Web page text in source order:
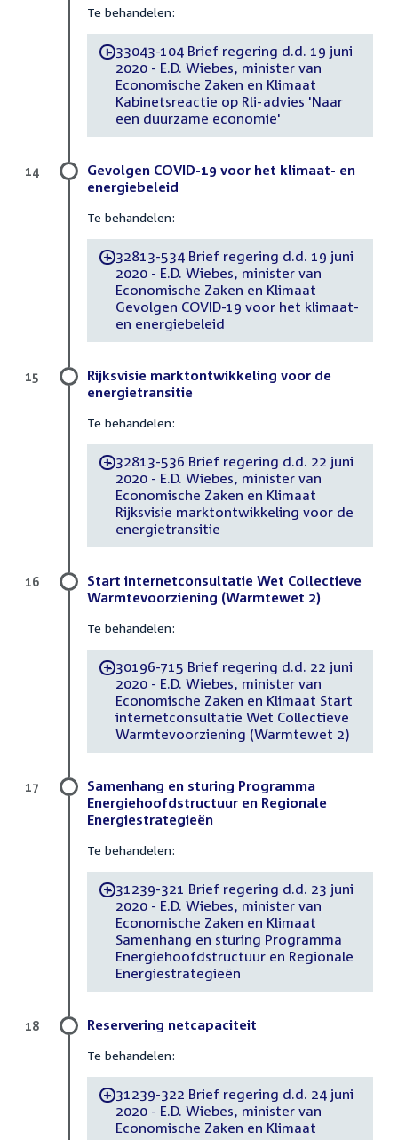
Te behandelen:
-33043-104 Brief regering d.d. 19 juni
2020 - E.D. Wiebes, minister van
Economische Zaken en Klimaat
Kabinetsreactie op Rli-advies 'Naar
een duurzame economie'
Gevolgen COVID-19 voor het klimaat- en
energiebeleid
Te behandelen:
-32813-534 Brief regering d.d. 19 juni
2020 - E.D. Wiebes, minister van
Economische Zaken en Klimaat
Gevolgen COVID-19 voor het klimaat-
en energiebeleid
14
Rijksvisie marktontwikkeling voor de
energietransitie
Te behandelen:
-32813-536 Brief regering d.d. 22 juni
2020 - E.D. Wiebes, minister van
Economische Zaken en Klimaat
Rijksvisie marktontwikkeling voor de
energietransitie
15
Start internetconsultatie Wet Collectieve
Warmtevoorziening (Warmtewet 2)
Te behandelen:
-30196-715 Brief regering d.d. 22 juni
2020 - E.D. Wiebes, minister van
Economische Zaken en Klimaat Start
internetconsultatie Wet Collectieve
Warmtevoorziening (Warmtewet 2)
16
Samenhang en sturing Programma
Energiehoofdstructuur en Regionale
Energiestrategieën
Te behandelen:
-31239-321 Brief regering d.d. 23 juni
2020 - E.D. Wiebes, minister van
Economische Zaken en Klimaat
Samenhang en sturing Programma
Energiehoofdstructuur en Regionale
Energiestrategieën
17
Reservering netcapaciteit
Te behandelen:
-31239-322 Brief regering d.d. 24 juni
2020 - E.D. Wiebes, minister van
Economische Zaken en Klimaat
18